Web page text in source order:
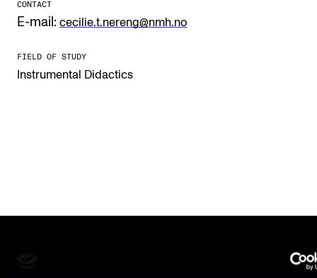
STUDY
Exchange Programmes
CREMAH
CONTACT
E-mail: cecilie.t.nereng@nmh.no
FIELD OF STUDY
Instrumental Didactics